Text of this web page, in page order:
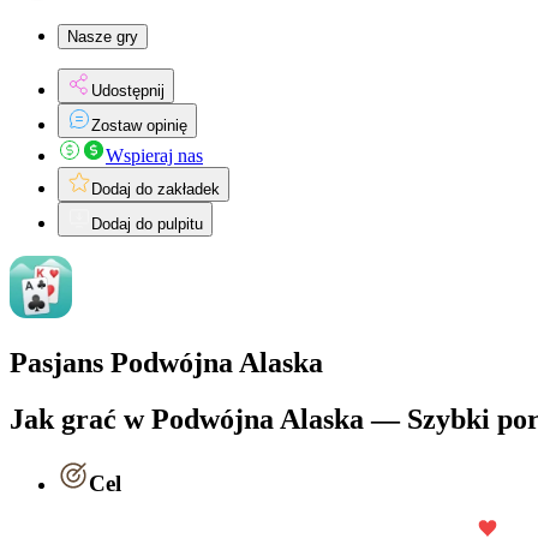
Nasze gry
Udostępnij
Zostaw opinię
Wspieraj nas
Dodaj do zakładek
Dodaj do pulpitu
Pasjans Podwójna Alaska
Jak grać w Podwójna Alaska — Szybki
Cel